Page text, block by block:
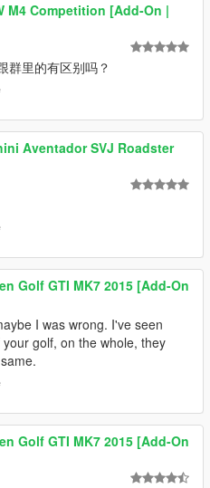
M4 Competition [Add-On |
群里的有区别吗？
Aventador SVJ Roadster
Golf GTI MK7 2015 [Add-On
I was wrong. I've seen
golf, on the whole, they
Golf GTI MK7 2015 [Add-On